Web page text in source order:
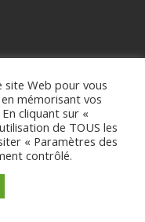
site Web pour vous
mémorisant vos
cliquant sur «
de TOUS les
« Paramètres des
contrôlé.